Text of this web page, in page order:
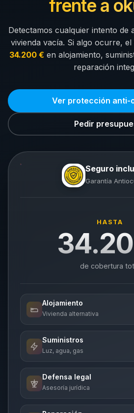
frente a
Detectamos cualquier intento de
vivienda vacía. Si algo ocurre,
34.200 € en alojamiento,
reparación
Ver protección anti-
Pedir
Seguro
Garantía
HASTA
de cobertura
Alojamiento
Vivienda alternativa
Suministros
Luz, agua, gas
Defensa legal
Asesoría jurídica